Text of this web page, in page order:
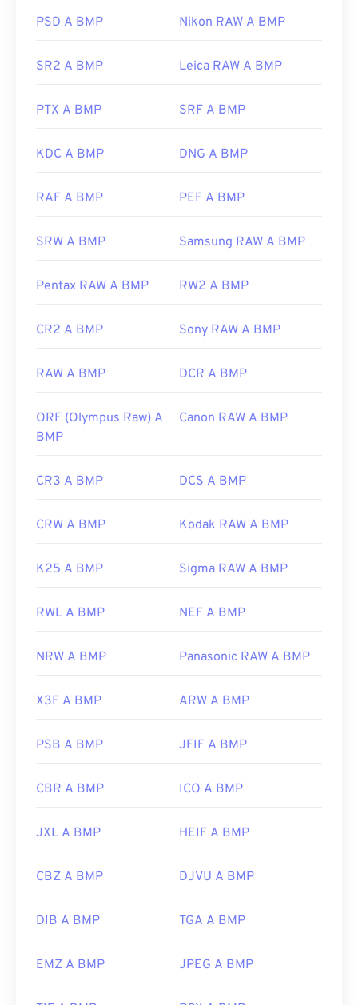
formato BMP indipendente dal dispositivo, o
sistemi operativi o applicazioni.
Oltre ad aprire i file BMP, è possibile utilizzarne
è necessario convertire il file BMP in un'immagine
Altre applicazioni che possono aprire i file BMP
Sviluppato da:Microsoft Corporation
Link utili:
us/windows/win32/gdi/bitmaps
PSD A BMP Nikon RAW A BMP
SR2 A BMP Leica RAW A BMP
PTX A BMP SRF A BMP
KDC A BMP DNG A BMP
RAF A BMP PEF A BMP
SRW A BMP Samsung RAW A BMP
Pentax RAW A BMP RW2 A BMP
CR2 A BMP Sony RAW A BMP
RAW A BMP DCR A BMP
ORF (Olympus Raw) A
BMP
Canon RAW A BMP
CR3 A BMP DCS A BMP
CRW A BMP Kodak RAW A BMP
K25 A BMP Sigma RAW A BMP
RWL A BMP NEF A BMP
NRW A BMP Panasonic RAW A BMP
X3F A BMP ARW A BMP
PSB A BMP JFIF A BMP
CBR A BMP ICO A BMP
JXL A BMP HEIF A BMP
CBZ A BMP DJVU A BMP
DIB A BMP TGA A BMP
EMZ A BMP JPEG A BMP